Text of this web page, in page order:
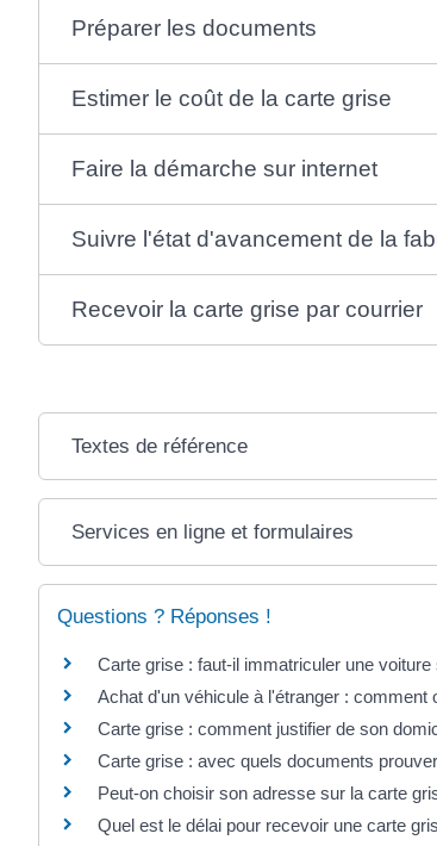
Préparer les documents
Estimer le coût de la carte grise
Faire la démarche sur internet
Suivre l'état d'avancement de la
Recevoir la carte grise par courrier
Textes de référence
Services en ligne et formulaires
Questions ? Réponses !
Carte grise : faut-il immatriculer une
Achat d'un véhicule à l'étranger : comment
Carte grise : comment justifier de son
Carte grise : avec quels documents
Peut-on choisir son adresse sur la carte
Quel est le délai pour recevoir une carte